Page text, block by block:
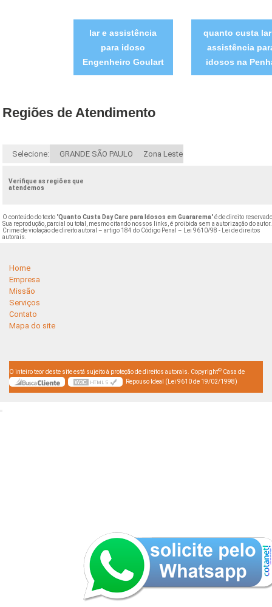
lar e assistência
para idoso
Engenheiro Goulart
quanto custa
assistência
idosos na
Regiões de Atendimento
Selecione: GRANDE SÃO PAULO Zona Leste
Verifique as regiões que
atendemos
O conteúdo do texto "Quanto Custa Day Care para Idosos em Guararema" é de direito
Sua reprodução, parcial ou total, mesmo citando nossos links, é proibida sem a autorização do autor.
Crime de violação de direito autoral – artigo 184 do Código Penal –
Lei 9610/98 - Lei de direitos
autorais
Home
Empresa
Missão
Serviços
Contato
Mapa do site
O inteiro teor deste site está sujeito à proteção de direitos autorais. Copyright© Casa de
Repouso Ideal (Lei 9610 de 19/02/1998)